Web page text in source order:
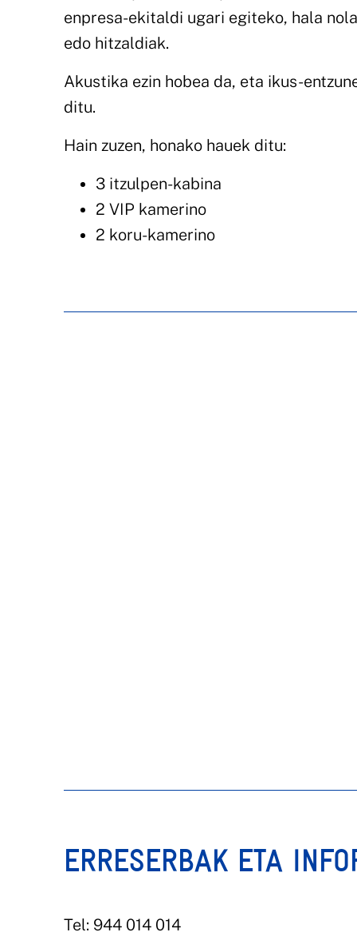
enpresa-ekitaldi ugari egiteko, hala
edo hitzaldiak.
Akustika ezin hobea da, eta ikus-
ditu.
Hain zuzen, honako hauek ditu:
3 itzulpen-kabina
2 VIP kamerino
2 koru-kamerino
ERRESERBAK ETA
Tel: 944 014 014